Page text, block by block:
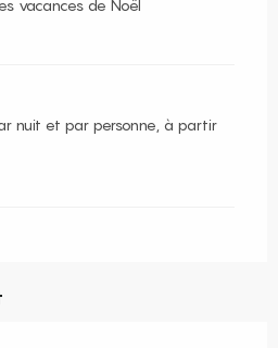
vacances de Noël
nuit et par personne, à partir